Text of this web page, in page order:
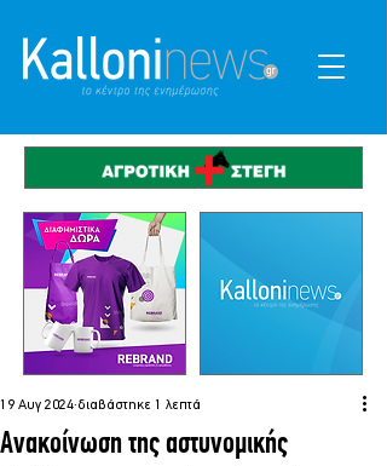
Ανακοίνωση της αστυνομικής
19 Αυγ 2024 διαβάστηκε 1 λεπτά